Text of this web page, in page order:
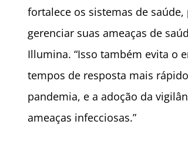
fortalece os sistemas de
gerenciar suas ameaças de
Illumina. “Isso também evita o
tempos de resposta mais
pandemia, e a adoção da
ameaças infecciosas.”